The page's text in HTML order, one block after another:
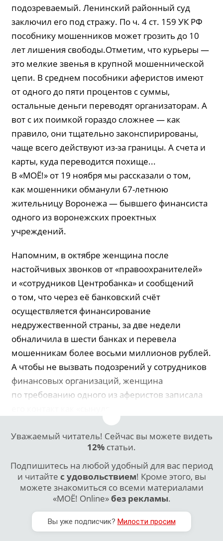
подозреваемый. Ленинский районный суд
заключил его под стражу. По ч. 4 ст. 159 УК РФ
пособнику мошенников может грозить до 10
лет лишения свободы.Отметим, что курьеры —
это мелкие звенья в крупной мошеннической
цепи. В среднем пособники аферистов имеют
от одного до пяти процентов с суммы,
остальные деньги переводят организаторам. А
вот с их поимкой гораздо сложнее — как
правило, они тщательно законспирированы,
чаще всего действуют из-за границы. А счета и
карты, куда переводится похище...
В «МОЁ!» от 19 ноября мы рассказали о том,
как мошенники обманули 67-летнюю
жительницу Воронежа — бывшего финансиста
одного из воронежских проектных
учреждений.
Напомним, в октябре женщина после
настойчивых звонков от «правоохранителей»
и «сотрудников Центробанка» и сообщений
о том, что через её банковский счёт
осуществляется финансирование
недружественной страны, за две недели
обналичила в шести банках и перевела
мошенникам более восьми миллионов рублей.
А чтобы не вызвать подозрений у сотрудников
финансовых организаций, женщина
по требованию одного из аферистов записала
Уважаемый читатель! Сейчас вы можете видеть
12% статьи.
Подпишитесь на любой удобный для вас период
и читайте с удовольствием! Кроме этого, вы
можете знакомиться со всеми материалами
«МОЁ! Online»без рекламы.
Вы уже подписчик? Милости просим